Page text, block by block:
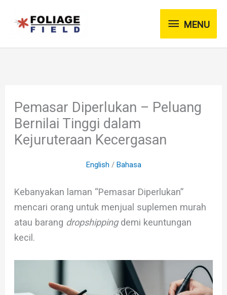
MENU
MENU
Pemasar Diperlukan – Peluang
Bernilai Tinggi dalam
Kejuruteraan Kecergasan
English / Bahasa
Kebanyakan laman “Pemasar Diperlukan”
mencari orang untuk menjual suplemen murah
atau barang dropshippingdemi keuntungan
kecil.